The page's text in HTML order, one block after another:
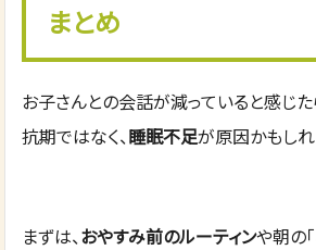
まとめ
お子さんとの会話が減っていると感じ
抗期ではなく、睡眠不足が原因かもしれ
まずは、おやすみ前のルーティンや朝の